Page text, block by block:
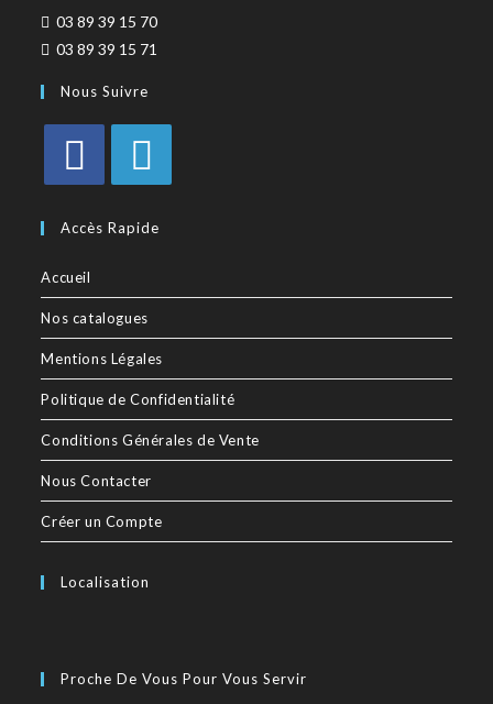
03 89 39 15 70
03 89 39 15 71
Nous Suivre
Accès Rapide
Accueil
Nos catalogues
Mentions Légales
Politique de Confidentialité
Conditions Générales de Vente
Nous Contacter
Créer un Compte
Localisation
Proche De Vous Pour Vous Servir